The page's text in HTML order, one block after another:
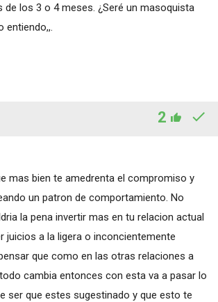
de los 3 o 4 meses. ¿Seré un masoquista
entiendo,,.
2
mas bien te amedrenta el compromiso y
un patron de comportamiento. No
la pena invertir mas en tu relacion actual
juicios a la ligera o inconcientemente
que como en las otras relaciones a
cambia entonces con esta va a pasar lo
ser que estes sugestinado y que esto te